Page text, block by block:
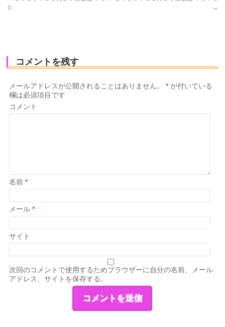
０
→
コメントを残す
メールアドレスが公開されることはありません。 * が付いている
欄は必須項目です
コメント
名前*
メール*
サイト
次回のコメントで使用するためブラウザーに自分の名前、メール
アドレス、サイトを保存する。